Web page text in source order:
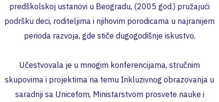
predškolskoj ustanovi u Beogradu, (2005 god.) pružajući
podršku deci, roditeljima i njihovim porodicama u najranijem
perioda razvoja, gde stiče dugogodišnje iskustvo.
Učestvovala je u mnogim konferencijama, stručnim
skupovima i projektima na temu Inkluzivnog obrazovanja u
saradnji sa Unicefom, Ministarstvom prosvete nauke i